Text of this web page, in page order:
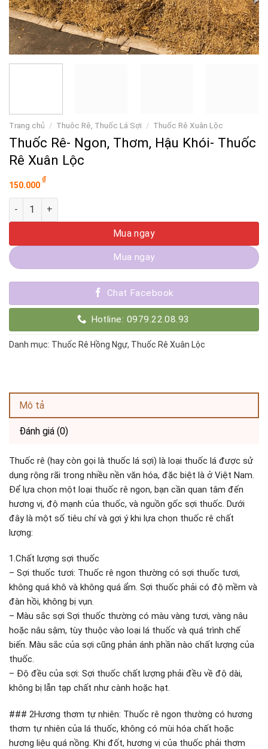
Trang chủ / Thuôc Rê, Thuốc Lá Sợi / Thuốc Rê Xuân Lộc
Thuốc Rê- Ngon, Thơm, Hậu Khói- Thuốc
Rê Xuân Lộc
150.000
₫
Thuốc Rê- Ngon, Thơm, Hậu Khói- Thuốc Rê Xuân Lộc số
Mua ngay
Mua ngay
Chat Facebook
Hotline: 0979.22.08.93
Danh mục: Thuốc Rê Hồng Ngự, Thuốc Rê Xuân Lộc
Mô tả
Đánh giá (0)
Thuốc rê (hay còn gọi là thuốc lá sợi) là loại thuốc lá được sử
dụng rộng rãi trong nhiều nền văn hóa, đặc biệt là ở Việt Nam.
Để lựa chọn một loại thuốc rê ngon, bạn cần quan tâm đến
hương vị, độ mạnh của thuốc, và nguồn gốc sợi thuốc. Dưới
đây là một số tiêu chí và gợi ý khi lựa chọn thuốc rê chất
lượng:
1.Chất lượng sợi thuốc
– Sợi thuốc tươi: Thuốc rê ngon thường có sợi thuốc tươi,
không quá khô và không quá ẩm. Sợi thuốc phải có độ mềm và
đàn hồi, không bị vụn.
– Màu sắc sợi Sợi thuốc thường có màu vàng tươi, vàng nâu
hoặc nâu sậm, tùy thuộc vào loại lá thuốc và quá trình chế
biến. Màu sắc của sợi cũng phản ánh phần nào chất lượng của
thuốc.
– Độ đều của sợi: Sợi thuốc chất lượng phải đều về độ dài,
không bị lẫn tạp chất như cành hoặc hạt.
### 2Hương thơm tự nhiên: Thuốc rê ngon thường có hương
thơm tự nhiên của lá thuốc, không có mùi hóa chất hoặc
hương liệu quá nồng. Khi đốt, hương vị của thuốc phải thơm